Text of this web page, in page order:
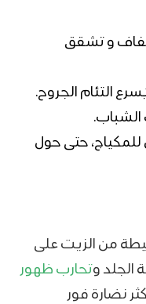
و تشقق
التئام الجروح.
.
حتى حول
من الزيت على
الجلد وتحارب ظهور
نضارة فور